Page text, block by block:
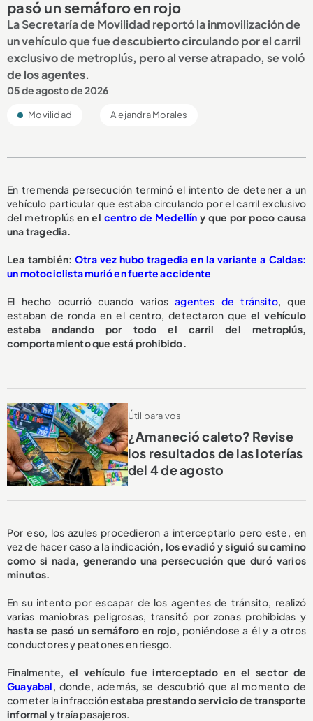
pasó un semáforo en rojo
La Secretaría de Movilidad reportó la inmovilización de
un vehículo que fue descubierto circulando por el carril
exclusivo de metroplús, pero al verse atrapado, se voló
de los agentes.
05 de agosto de 2026
Movilidad Alejandra Morales
En tremenda persecución terminó el intento de detener a un
vehículo particular que estaba circulando por el carril exclusivo
del metroplúsen el centro de Medellín y que por poco causa
una tragedia.
Lea también: Otra vez hubo tragedia en la variante a Caldas:
un motociclista murió en fuerte accidente
El hecho ocurrió cuando variosagentes de tránsito, que
estaban de ronda en el centro, detectaron que el vehículo
estaba andando por todo el carril del metroplús,
comportamiento que está prohibido.
Útil para vos
¿Amaneció caleto? Revise
los resultados de las loterías
del 4 de agosto
Por eso, los azules procedieron a interceptarlo pero este, en
vez de hacer caso a la indicación, los evadió y siguió su camino
como si nada, generando una persecución que duró varios
minutos.
En su intento por escapar de los agentes de tránsito, realizó
varias maniobras peligrosas, transitó por zonas prohibidas y
hasta se pasó un semáforo en rojo, poniéndose a él y a otros
conductores y peatones en riesgo.
Finalmente, el vehículo fue interceptado en el sector de
Guayabal, donde, además, se descubrió que al momento de
cometer la infracciónestaba prestando servicio de transporte
informal y traía pasajeros.